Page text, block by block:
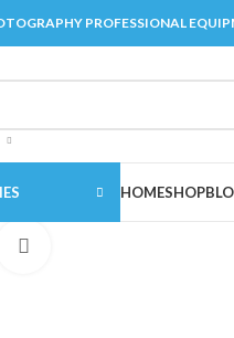
PROFESSIONAL
HOMESHOP